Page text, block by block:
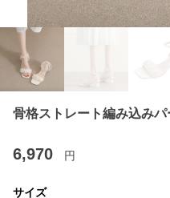
骨格ストレート編み込み
6,970 円
サイズ